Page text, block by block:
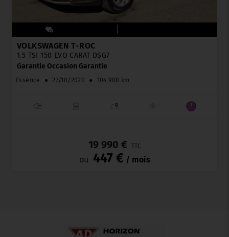
VOLKSWAGEN T-ROC
1.5 TSI 150 EVO CARAT DSG7
Garantie Occasion Garantie
Essence ● 27/10/2020 ● 104 900 km
19 990 € TTC
ou 447 € / mois